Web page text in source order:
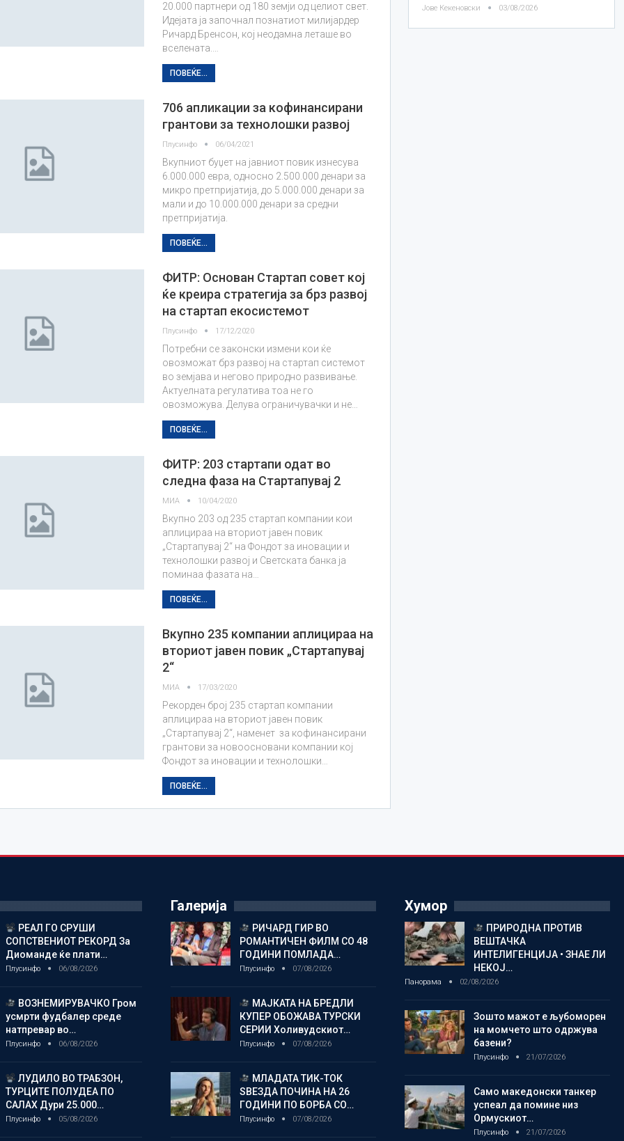
20.000 партнери од 180 земји од целиот свет.
Идејата ја започнал познатиот милијардер
Ричард Бренсон, кој неодамна леташе во
вселената.…
ПОВЕЌЕ...
706 апликации за кофинансирани
грантови за технолошки развој
Плусинфо 06/04/2021
Вкупниот буџет на јавниот повик изнесува
6.000.000 евра, односно 2.500.000 денари за
микро претпријатија, до 5.000.000 денари за
мали и до 10.000.000 денари за средни
претпријатија.
ПОВЕЌЕ...
ФИТР: Основан Стартап совет кој
ќе креира стратегија за брз развој
на стартап екосистемот
Плусинфо 17/12/2020
Потребни се законски измени кои ќе
овозможат брз развој на стартап системот
во земјава и негово природно развивање.
Актуелната регулатива тоа не го
овозможува. Делува ограничувачки и не…
ПОВЕЌЕ...
ФИТР: 203 стартапи одат во
следна фаза на Стартапувај 2
МИА 10/04/2020
Вкупно 203 од 235 стартап компании кои
аплицираа на вториот јавен повик
„Стартапувај 2“ на Фондот за иновации и
технолошки развој и Светската банка ја
поминаа фазата на…
ПОВЕЌЕ...
Вкупно 235 компании аплицираа на
вториот јавен повик „Стартапувај
2“
МИА 17/03/2020
Рекорден број 235 стартап компании
аплицираа на вториот јавен повик
„Стартапувај 2“, наменет за кофинансирани
грантови за новоосновани компании кој
Фондот за иновации и технолошки…
ПОВЕЌЕ...
Јове Кекеновски 03/08/2026
РЕАЛ ГО СРУШИ
СОПСТВЕНИОТ РЕКОРД За
Диоманде ќе плати…
Плусинфо 06/08/2026
ВОЗНЕМИРУВАЧКО Гром
усмрти фудбалер среде
натпревар во…
Плусинфо 06/08/2026
ЛУДИЛО ВО ТРАБЗОН,
ТУРЦИТЕ ПОЛУДЕА ПО
САЛАХ Дури 25.000…
Плусинфо 05/08/2026
Галерија
РИЧАРД ГИР ВО
РОМАНТИЧЕН ФИЛМ СО 48
ГОДИНИ ПОМЛАДА…
Плусинфо 07/08/2026
МАЈКАТА НА БРЕДЛИ
КУПЕР ОБОЖАВА ТУРСКИ
СЕРИИ Холивудскиот…
Плусинфо 07/08/2026
МЛАДАТА ТИК-ТОК
ЅВЕЗДА ПОЧИНА НА 26
ГОДИНИ ПО БОРБА СО…
Плусинфо 07/08/2026
Хумор
ПРИРОДНА ПРОТИВ
ВЕШТАЧКА
ИНТЕЛИГЕНЦИЈА • ЗНАЕ ЛИ
НЕКОЈ…
Панорама 02/08/2026
Зошто мажот е љубоморен
на момчето што одржува
базени?
Плусинфо 21/07/2026
Само македонски танкер
успеал да помине низ
Ормускиот…
Плусинфо 21/07/2026